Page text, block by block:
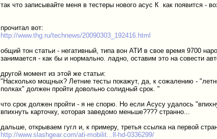
так что записывайте меня в тестеры нового асус К как появится -
прочитал вот:
http://www.thg.ru/technews/20090303_192416.html
общий тон статьи - негативный, типа вон АТИ в свое время 9700
занимается - как бы и нормально. ладно, оставим это на совести
другой момент из этой же статьи:
"Насколько мощных? Летние тесты покажут, да, к сожалению -
полках" должен пройти довольно солидный срок. "
что срок должен пройти - я не спорю. Но если Асусу удалось
впихнуть карточку, которая заведомо меньше???? странно...
дальше, открываем гугл и, к примеру, третья ссылка на первой
http://www.slashgear.com/ati-mobilit...ll-hd-0336299/